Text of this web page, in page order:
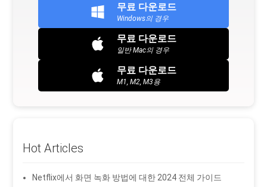
무료 다운로드
Windows의 경우
무료 다운로드
일반 Mac의 경우
무료 다운로드
M1, M2, M3용
Hot Articles
Netflix에서 화면 녹화 방법에 대한 2024 전체 가이드